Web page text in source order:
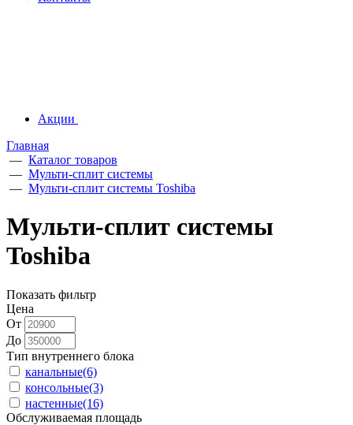
Акции
Главная
— Каталог товаров
— Мульти-сплит системы
— Мульти-сплит системы Toshiba
Мульти-сплит системы
Toshiba
Показать фильтр
Цена
От
До
Тип внутреннего блока
канальные(6)
консольные(3)
настенные(16)
Обслуживаемая площадь